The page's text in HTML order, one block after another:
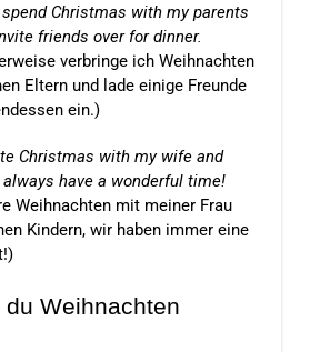
Christmas with my parents
friends over for dinner.
verbringe ich Weihnachten
Eltern und lade einige Freunde
ein.)
Christmas with my wife and
have a wonderful time!
Weihnachten mit meiner Frau
Kindern, wir haben immer eine
du Weihnachten